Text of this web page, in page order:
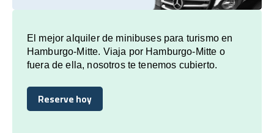
El mejor alquiler de minibuses para turismo en
Hamburgo-Mitte. Viaja por Hamburgo-Mitte o
fuera de ella, nosotros te tenemos cubierto.
Reserve hoy
Reserve hoy